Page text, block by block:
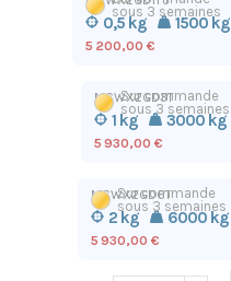
0,5 kg 1500 kg
5 200,00 €
sous 3 semaines
MCWX2GD3T
1 kg 3000 kg
5 930,00 €
Sur commande
sous 3 semaines
MCWX2GD6T
2 kg 6000 kg
5 930,00 €
Sur commande
sous 3 semaines